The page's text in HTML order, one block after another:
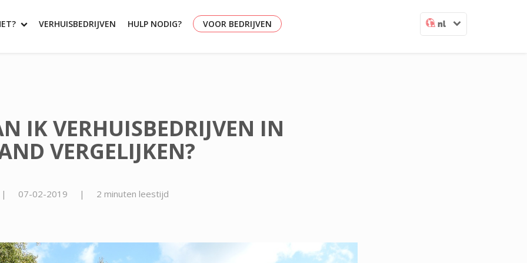
VERHUISBEDRIJVEN HULP NODIG? VOOR BEDRIJVEN nl
IK VERHUISBEDRIJVEN IN
VERGELIJKEN?
| 07-02-2019 | 2 minuten leestijd